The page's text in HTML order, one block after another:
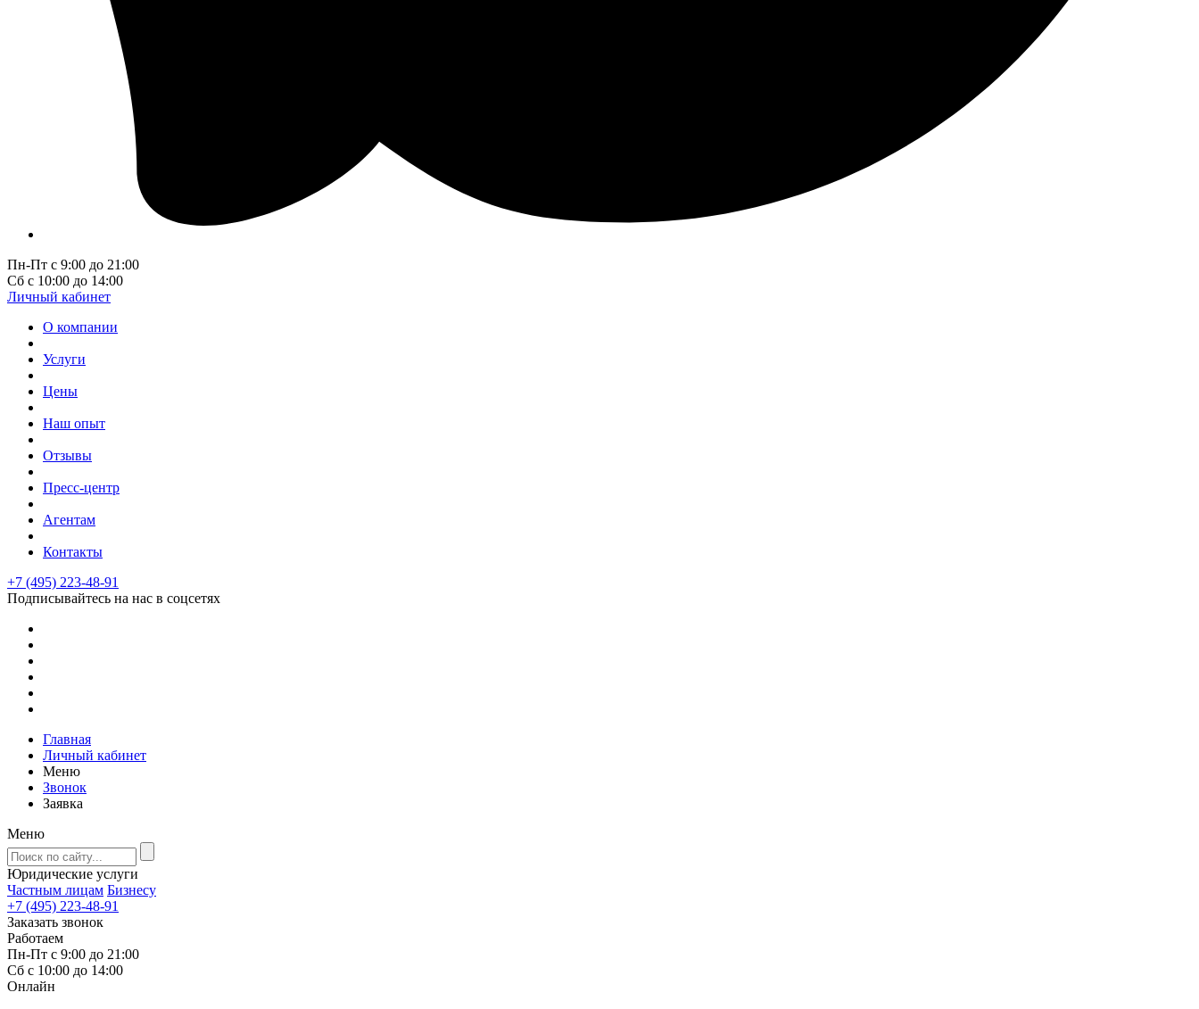
Пн-Пт с 9:00 до 21:00
Сб с 10:00 до 14:00
Личный кабинет
О компании
Услуги
Цены
Наш опыт
Отзывы
Пресс-центр
Агентам
Контакты
+7 (495) 223-48-91
Подписывайтесь на нас в соцсетях
Главная
Личный кабинет
Меню
Звонок
Заявка
Меню
Юридические услуги
Частным лицам Бизнесу
+7 (495) 223-48-91
Заказать звонок
Работаем
Пн-Пт с 9:00 до 21:00
Сб с 10:00 до 14:00
Онлайн